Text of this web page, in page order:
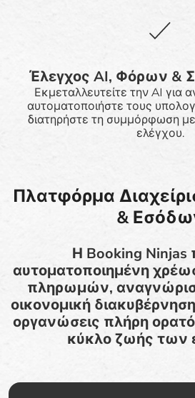
Έλεγχος AI, Φόρων &
Εκμεταλλευτείτε την AI για
αυτοματοποιήστε τους
διατηρήστε τη συμμόρφωση
ελέγχου.
Πλατφόρμα
&
Η Booking Ninjas
αυτοματοποιημένη
πληρωμών,
οικονομική
οργανώσεις πλήρη
κύκλο ζωής των